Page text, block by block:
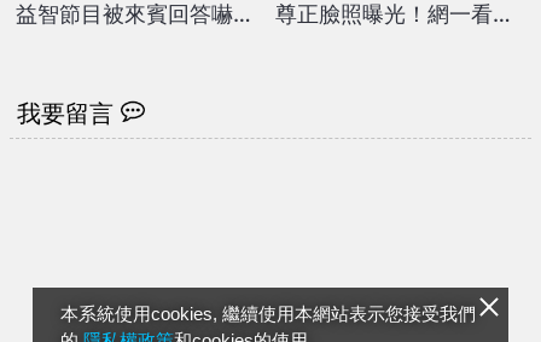
本系統使用cookies, 繼續使用本網站表示您接受我們
益智節目被來賓回答嚇
尊正臉照曝光！網一看全
我要留言